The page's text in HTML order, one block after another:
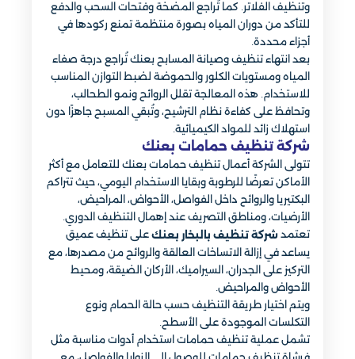
وتنظيف الفلاتر. كما تُراجع المضخة وفتحات السحب والدفع
للتأكد من دوران المياه بصورة منتظمة تمنع ركودها في
أجزاء محددة.
بعد انتهاء تنظيف وصيانة المسابح بعنك تُراجع درجة صفاء
المياه ومستويات الكلور والحموضة لضبط التوازن المناسب
للاستخدام. هذه المعالجة تقلل الروائح ونمو الطحالب،
وتحافظ على كفاءة نظام الترشيح، وتُبقي المسبح جاهزًا دون
استهلاك زائد للمواد الكيميائية.
شركة تنظيف حمامات بعنك
تتولى الشركة أعمال تنظيف حمامات بعنك للتعامل مع أكثر
الأماكن تعرضًا للرطوبة وبقايا الاستخدام اليومي، حيث تتراكم
البكتيريا والروائح داخل الفواصل، الأحواض، المراحيض،
الأرضيات، ومناطق التصريف عند إهمال التنظيف الدوري.
تعتمد شركة تنظيف بالبخار بعنك على تنظيف عميق
يساعد في إزالة الاتساخات العالقة والروائح من مصدرها، مع
التركيز على الجدران، السيراميك، الأركان الضيقة، ومحيط
الأحواض والمراحيض.
ويتم اختيار طريقة التنظيف حسب حالة الحمام ونوع
التكلسات الموجودة على الأسطح.
تشمل عملية تنظيف حمامات استخدام أدوات مناسبة مثل